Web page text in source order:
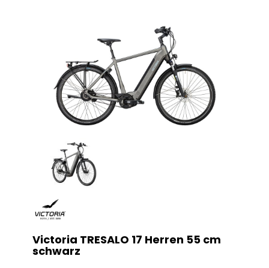
Victoria TRESALO 17 Herren 55 cm
schwarz